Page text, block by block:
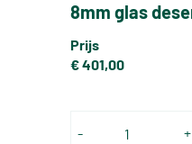
8mm glas
Prijs
€ 401,00
- +